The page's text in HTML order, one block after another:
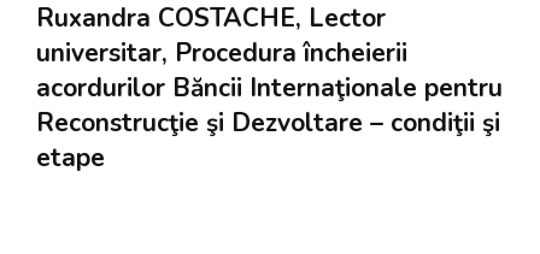
Ruxandra COSTACHE, Lector
universitar, Procedura încheierii
acordurilor Băncii Internaţionale pentru
Reconstrucţie şi Dezvoltare – condiţii şi
etape